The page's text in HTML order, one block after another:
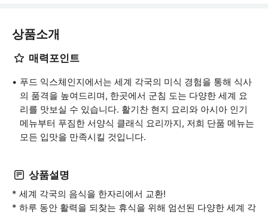
상품소개
매력포인트
푸드 익스체인지에서는 세계 각국의 미식 경험을 통해 식사
의 품격을 높여드리며, 한곳에서 군침 도는 다양한 세계 요
리를 맛보실 수 있습니다. 활기찬 현지 요리와 아시아 인기
메뉴부터 푸짐한 서양식 클래식 요리까지, 저희 단품 메뉴는
모든 입맛을 만족시킬 것입니다.
상품설명
* 세계 각국의 음식을 한자리에서 교환!
* 하루 동안 활력을 되찾는 휴식을 위해 엄선된 다양한 세계 각